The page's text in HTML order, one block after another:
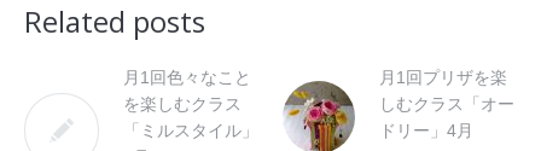
Related posts
月1回色々なこと
を楽しむクラス
「ミルスタイル」
月1回プリザを楽
しむクラス「オー
ドリー」4月